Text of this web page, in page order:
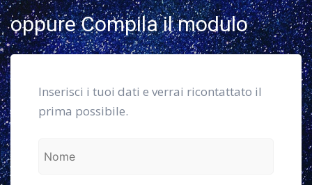
oppure Compila il modulo
Inserisci i tuoi dati e verrai ricontattato il
prima possibile.